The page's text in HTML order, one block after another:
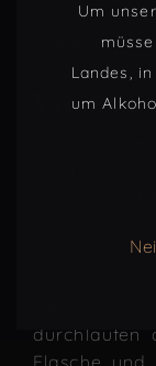
und
Epineuil.
findet in
durchlaufen
Flasche und
Um
Landes,
um